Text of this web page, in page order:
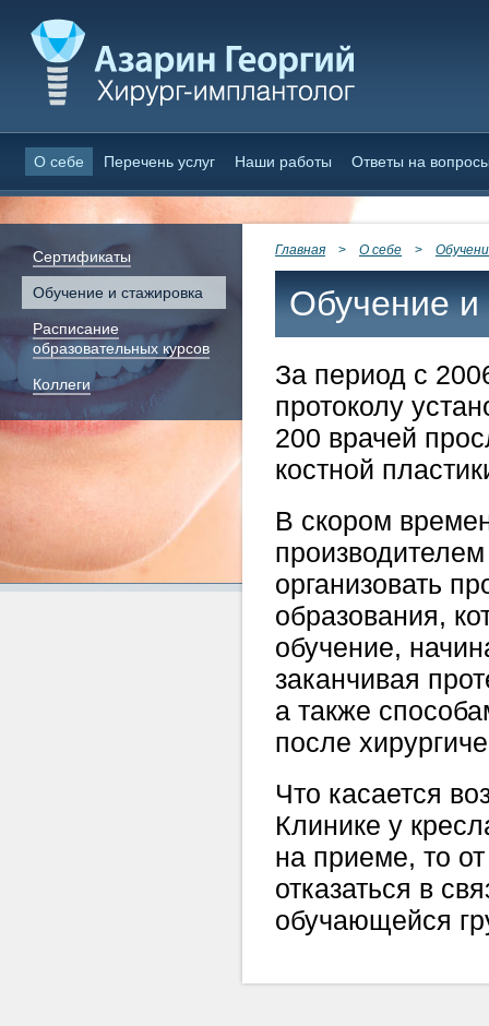
О себе Перечень услуг Наши работы Ответы на
Сертификаты
Обучение и стажировка
Расписание
образовательных курсов
Коллеги
Главная > О себе >
Обучение и
За период с
протоколу
200 врачей
костной
В скором
организовать
образования,
обучение,
заканчивая
а также
после
Что касается
Клинике у
на приеме, то
отказаться в
обучающейся